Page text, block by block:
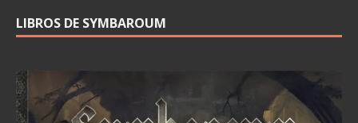
LIBROS DE SYMBAROUM